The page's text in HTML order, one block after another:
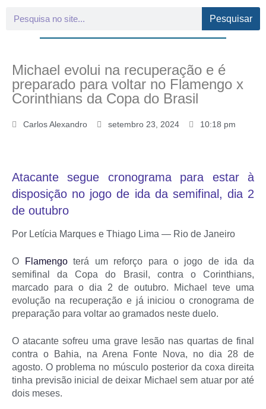
Pesquisar
Michael evolui na recuperação e é
preparado para voltar no Flamengo x
Corinthians da Copa do Brasil
Carlos Alexandro setembro 23, 2024 10:18 pm
Atacante segue cronograma para estar à
disposição no jogo de ida da semifinal, dia 2
de outubro
Por Letícia Marques e Thiago Lima — Rio de Janeiro
O Flamengoterá um reforço para o jogo de ida da
semifinal da Copa do Brasil, contra o Corinthians,
marcado para o dia 2 de outubro. Michael teve uma
evolução na recuperação e já iniciou o cronograma de
preparação para voltar ao gramados neste duelo.
O atacante sofreu uma grave lesão nas quartas de final
contra o Bahia, na Arena Fonte Nova, no dia 28 de
agosto. O problema no músculo posterior da coxa direita
tinha previsão inicial de deixar Michael sem atuar por até
dois meses.